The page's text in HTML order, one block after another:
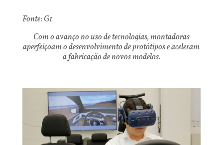
Fonte: G1
Com o avanço no uso de tecnologias, montadoras
aperfeiçoam o desenvolvimento de protótipos e aceleram
a fabricação de novos modelos.